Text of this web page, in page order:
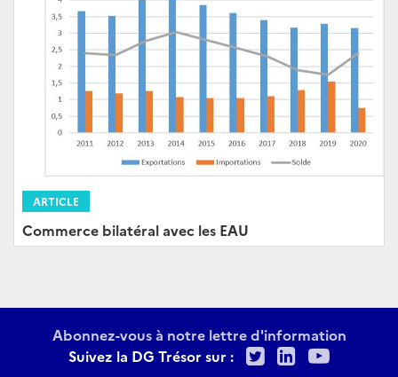
ARTICLE
Commerce bilatéral avec les EAU
Abonnez-vous à notre lettre d'information
Suivez la DG Trésor sur :
TwitterLinkedIn